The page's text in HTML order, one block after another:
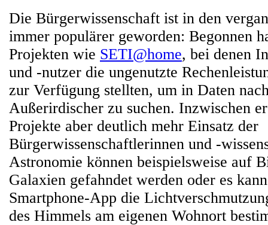
Die Bürgerwissenschaft ist in den
immer populärer geworden: Begonnen
Projekten wie SETI@home, bei denen
und -nutzer die ungenutzte
zur Verfügung stellten, um in Daten
Außerirdischer zu suchen. Inzwischen
Projekte aber deutlich mehr Einsatz der
Bürgerwissenschaftlerinnen und -
Astronomie können beispielsweise auf
Galaxien gefahndet werden oder es
Smartphone-App die
des Himmels am eigenen Wohnort